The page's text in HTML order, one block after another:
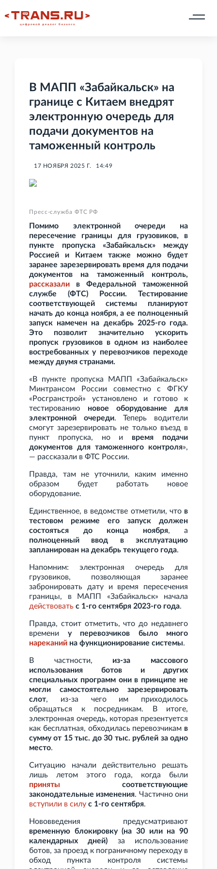
В МАПП «Забайкальск» на
границе с Китаем внедрят
электронную очередь для
подачи документов на
таможенный контроль
17 НОЯБРЯ 2025 Г. 14:49
Пресс-служба ФТС РФ
Помимо электронной очереди на
пересечение границы для грузовиков, в
пункте пропуска «Забайкальск» между
Россией и Китаем также можно будет
заранее зарезервировать время для подачи
документов на таможенный контроль,
рассказали в Федеральной таможенной
службе (ФТС) России. Тестирование
соответствующей системы планируют
начать до конца ноября, а ее полноценный
запуск намечен на декабрь 2025-го года.
Это позволит значительно ускорить
пропуск грузовиков в одном из наиболее
востребованных у перевозчиков переходе
между двумя странами.
«В пункте пропуска МАПП «Забайкальск»
Минтрансом России совместно с ФГКУ
«Росгранстрой» установлено и готово к
тестированию новое оборудование для
электронной очереди. Теперь водители
смогут зарезервировать не только въезд в
пункт пропуска, но и время подачи
документов для таможенного контроля»,
— рассказали в ФТС России.
Правда, там не уточнили, каким именно
образом будет работать новое
оборудование.
Единственное, в ведомстве отметили, что в
тестовом режиме его запуск должен
состояться до конца ноября, а
полноценный ввод в эксплуатацию
запланирован на декабрь текущего года.
Напомним: электронная очередь для
грузовиков, позволяющая заранее
забронировать дату и время пересечения
границы, в МАПП «Забайкальск» начала
действовать с 1-го сентября 2023-го года.
Правда, стоит отметить, что до недавнего
времени у перевозчиков было много
нареканий на функционирование системы.
В частности, из-за массового
использования ботов и других
специальных программ они в принципе не
могли самостоятельно зарезервировать
слот, из-за чего им приходилось
обращаться к посредникам. В итоге,
электронная очередь, которая презентуется
как бесплатная, обходилась перевозчикам в
сумму от 15 тыс. до 30 тыс. рублей за одно
место.
Ситуацию начали действительно решать
лишь летом этого года, когда были
приняты соответствующие
законодательные изменения. Частично они
вступили в силу с 1-го сентября.
Нововведения предусматривают
временную блокировку (на 30 или на 90
календарных дней) за использование
ботов, за проезд к пограничному переходу в
обход пункта контроля системы